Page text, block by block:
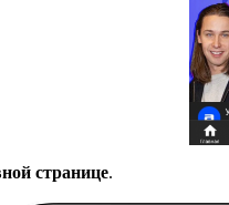
странице.